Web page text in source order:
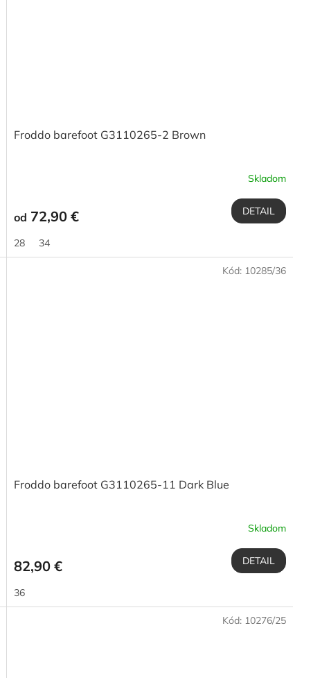
Froddo barefoot G3110265-2 Brown
Skladom
od 72,90 € DETAIL
28 34
Froddo barefoot G3110265-11 Dark Blue
Skladom
82,90 € DETAIL
36
Kód: 10285/36
Kód: 10276/25